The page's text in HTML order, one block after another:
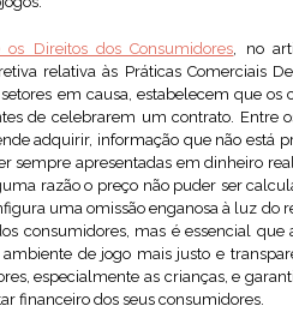
os Direitos dos Consumidores, no
relativa às Práticas Comerciais
em causa, estabelecem que
de celebrarem um contrato. Entre
adquirir, informação que não está
sempre apresentadas em dinheiro
razão o preço não puder ser
uma omissão enganosa à luz do
consumidores, mas é essencial que
de jogo mais justo e
especialmente as crianças, e
financeiro dos seus consumidores.